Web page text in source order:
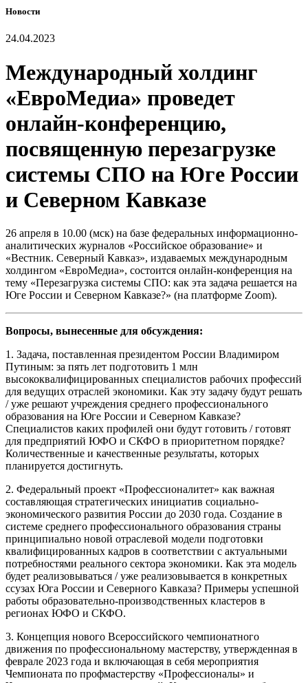
Новости
24.04.2023
Международный холдинг
«ЕвроМедиа» проведет
онлайн-конференцию,
посвященную перезагрузке
системы СПО на Юге России
и Северном Кавказе
26 апреля в 10.00 (мск) на базе федеральных информационно-
аналитических журналов «Российское образование» и
«Вестник. Северный Кавказ», издаваемых международным
холдингом «ЕвроМедиа», состоится онлайн-конференция на
тему «Перезагрузка системы СПО: как эта задача решается на
Юге России и Северном Кавказе?» (на платформе Zoom).
Вопросы, вынесенные для обсуждения:
1. Задача, поставленная президентом России Владимиром
Путиным: за пять лет подготовить 1 млн
высококвалифицированных специалистов рабочих профессий
для ведущих отраслей экономики. Как эту задачу будут решать
/ уже решают учреждения среднего профессионального
образования на Юге России и Северном Кавказе?
Специалистов каких профилей они будут готовить / готовят
для предприятий ЮФО и СКФО в приоритетном порядке?
Количественные и качественные результаты, которых
планируется достигнуть.
2. Федеральный проект «Профессионалитет» как важная
составляющая стратегических инициатив социально-
экономического развития России до 2030 года. Создание в
системе среднего профессионального образования страны
принципиально новой отраслевой модели подготовки
квалифицированных кадров в соответствии с актуальными
потребностями реального сектора экономики. Как эта модель
будет реализовываться / уже реализовывается в конкретных
ссузах Юга России и Северного Кавказа? Примеры успешной
работы образовательно-производственных кластеров в
регионах ЮФО и СКФО.
3. Концепция нового Всероссийского чемпионатного
движения по профессиональному мастерству, утвержденная в
феврале 2023 года и включающая в себя мероприятия
Чемпионата по профмастерству «Профессионалы» и